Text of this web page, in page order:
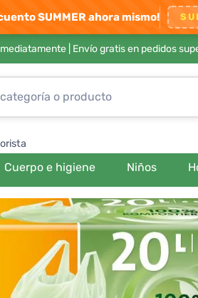
SUMMER ahora mismo!
| Envío gratis en pedidos
Cuerpo e higiene Niños